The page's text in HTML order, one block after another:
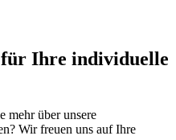
Ihre individuelle
mehr über unsere
Wir freuen uns auf Ihre